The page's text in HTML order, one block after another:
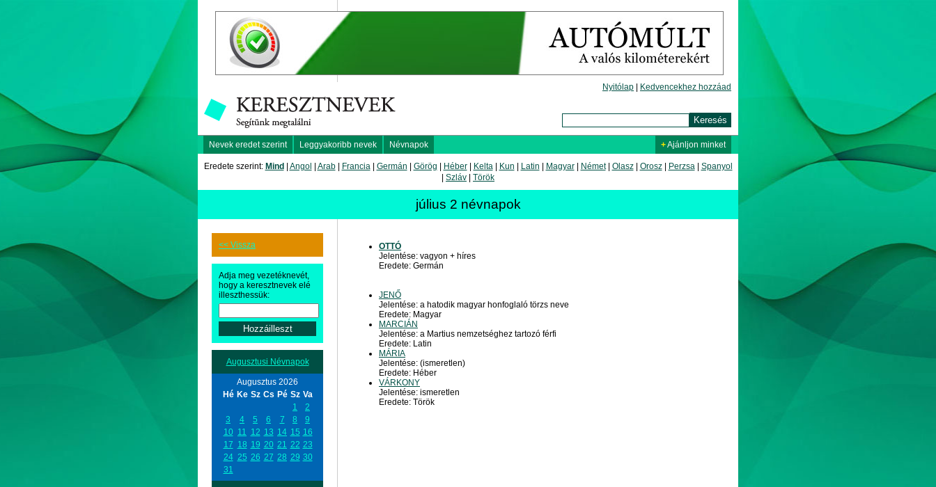
Nyitólap Kedvencekhez hozzáad
Nevek eredet szerint Leggyakoribb nevek Névnapok +Ajánljon minket
Eredete szerint: Mind Angol Arab| Francia| Germán Görög Héber| Kelta| Kun Latin Magyar| Német| Olasz| Orosz| Perzsa| Spanyol
Szláv Török
július 2 névnapok
<< Vissza
Adja meg vezetéknevét,
hogy a keresztnevek elé
illeszthessük:
Augusztusi Névnapok
Augusztus 2026
Hé Ke Sz Cs Pé Sz Va
1
2
3
4 5 6 7 8
9
10 11 12 13 14 15 16
17 18 19 20 21 22 23
24 25 26 27 28 29 30
31
OTTÓ
Jelentése: vagyon + híres
Eredete: Germán
JENŐ
Jelentése: a hatodik magyar honfoglaló törzs neve
Eredete: Magyar
MARCIÁN
Jelentése: a Martius nemzetséghez tartozó férfi
Eredete: Latin
MÁRIA
Jelentése: (ismeretlen)
Eredete: Héber
VÁRKONY
Jelentése: ismeretlen
Eredete: Török